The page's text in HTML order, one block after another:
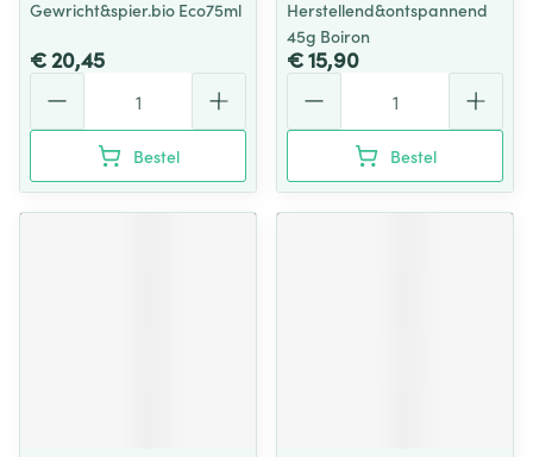
Gewricht&spier.bio Eco75ml
€ 20,45
Bestel
Herstellend&ontspannend
45g Boiron
€ 15,90
Bestel